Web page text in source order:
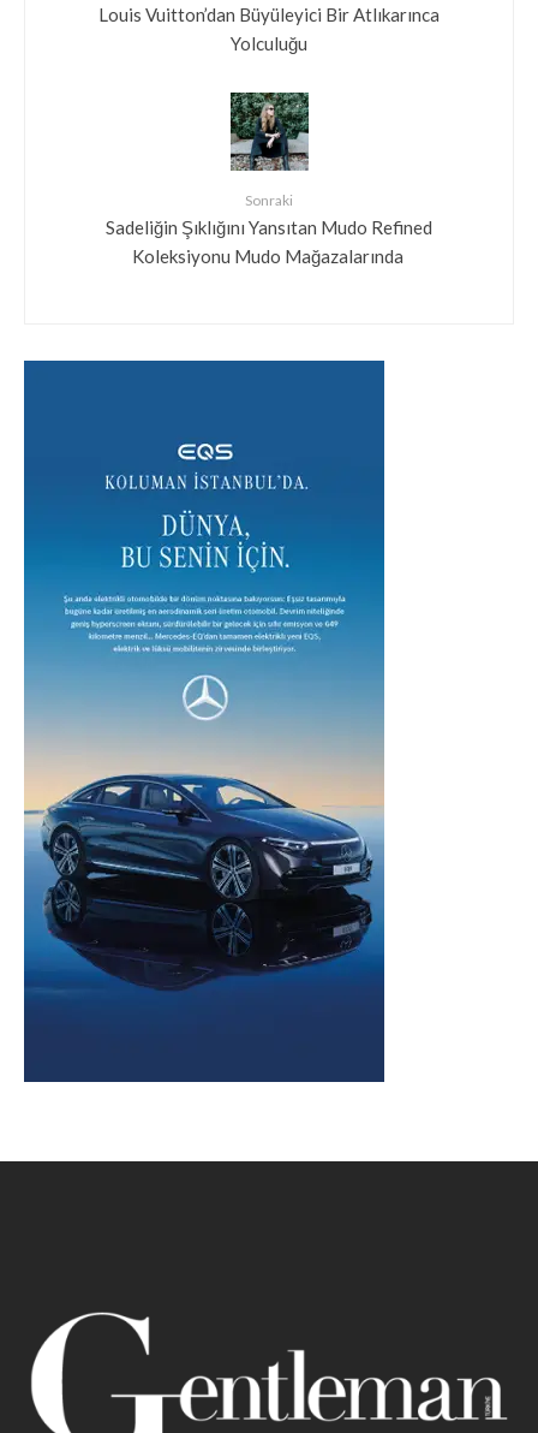
Louis Vuitton’dan Büyüleyici Bir Atlıkarınca
Yolculuğu
Sonraki
Sadeliğin Şıklığını Yansıtan Mudo Refined
Koleksiyonu Mudo Mağazalarında